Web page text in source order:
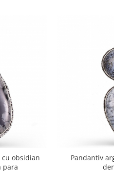
obsidian
para
Pandantiv